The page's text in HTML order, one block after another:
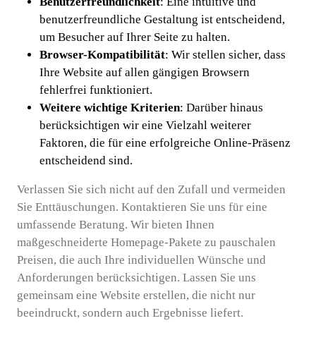
benutzerfreundliche Gestaltung ist entscheidend,
um Besucher auf Ihrer Seite zu halten.
Browser-Kompatibilität: Wir stellen sicher, dass
Ihre Website auf allen gängigen Browsern
fehlerfrei funktioniert.
Weitere wichtige Kriterien: Darüber hinaus
berücksichtigen wir eine Vielzahl weiterer
Faktoren, die für eine erfolgreiche Online-Präsenz
entscheidend sind.
Verlassen Sie sich nicht auf den Zufall und vermeiden
Sie Enttäuschungen. Kontaktieren Sie uns für eine
umfassende Beratung. Wir bieten Ihnen
maßgeschneiderte Homepage-Pakete zu pauschalen
Preisen, die auch Ihre individuellen Wünsche und
Anforderungen berücksichtigen. Lassen Sie uns
gemeinsam eine Website erstellen, die nicht nur
beeindruckt, sondern auch Ergebnisse liefert.